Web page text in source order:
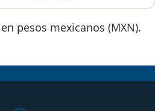
pesos mexicanos (MXN).